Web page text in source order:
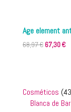
Age element
68,97€ El
68,97 €.
67,30€El
Cosméticos 43
Blanca de